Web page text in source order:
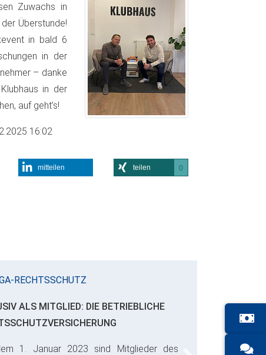
Zuwachs in
Überstunde!
in bald 6
in der
– danke
in der
auf geht’s!
16:02
mitteilen teilen 0
RECHTSSCHUTZ
ALS MITGLIED: DIE BETRIEBLICHE
1. Januar 2023 sind Mitglieder des